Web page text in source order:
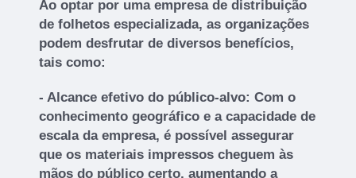
Ao optar por uma empresa de distribuição
de folhetos especializada, as organizações
podem desfrutar de diversos benefícios,
tais como:
- Alcance efetivo do público-alvo: Com o
conhecimento geográfico e a capacidade de
escala da empresa, é possível assegurar
que os materiais impressos cheguem às
mãos do público certo, aumentando a